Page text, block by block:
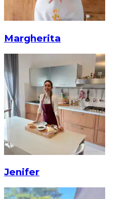
Margherita
Jenifer